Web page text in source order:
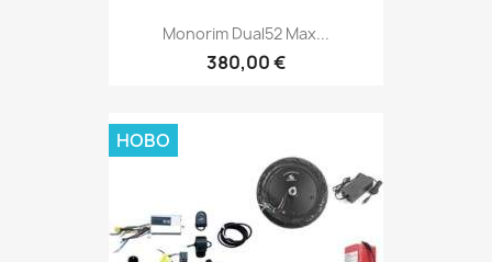
Monorim Dual52 Max...
380,00 €
НОВО